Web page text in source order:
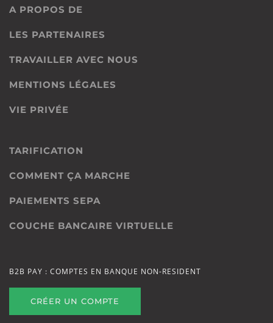
A PROPOS DE
LES PARTENAIRES
TRAVAILLER AVEC NOUS
MENTIONS LÉGALES
VIE PRIVÉE
TARIFICATION
COMMENT ÇA MARCHE
PAIEMENTS SEPA
COUCHE BANCAIRE VIRTUELLE
B2B PAY : COMPTES EN BANQUE NON-RESIDENT
CRÉER UN COMPTE